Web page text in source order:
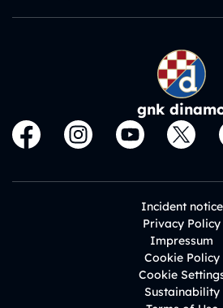
gnk
Incident notice
Privacy Policy
Impressum
Cookie Policy
Cookie
Sustainability